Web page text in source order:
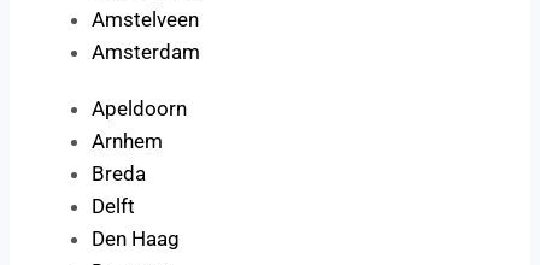
Amstelveen
Amsterdam
Apeldoorn
Arnhem
Breda
Delft
Den Haag